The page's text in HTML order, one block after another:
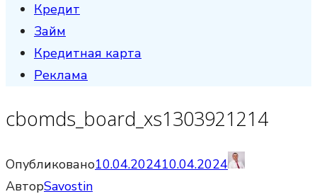
Кредит
Займ
Кредитная карта
Реклама
cbomds_board_xs1303921214
Опубликовано10.04.202410.04.2024
АвторSavostin